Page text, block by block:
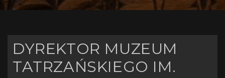
DYREKTOR MUZEUM
TATRZAŃSKIEGO IM.